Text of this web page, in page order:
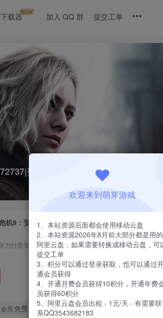
载器NEW 加入 QQ 群 提交工单
整合全DLC
机9：安魂曲|Resident Evil
为付费资源，请付费后查看
会员 免费
欢迎来到萌芽游戏
1、本站资源后面都会使用移动云盘
2、本站资源2026年8月前大部分都是用的
阿里云盘，如果需要转换成移动云盘，可
提交工单
3、积分可以通过登录获取，也可以通过
通会员获得
4、开通月费会员获得10积分，开通年费
员获得60积分
5、阿里云盘会员出租 - 1元/天 - 有需要联
系QQ3543682183